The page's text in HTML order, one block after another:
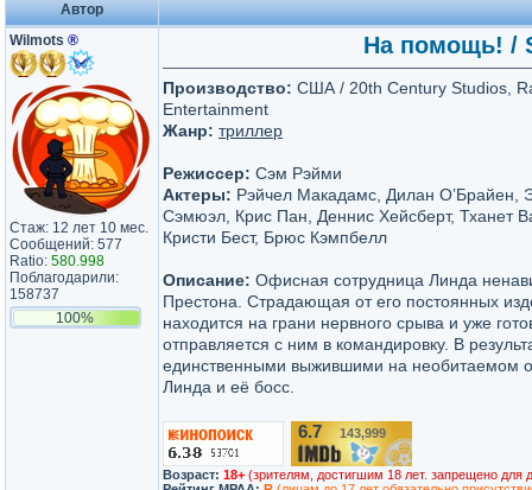
Автор
Wilmots ®
Стаж: 12 лет 10 мес.
Сообщений: 577
Ratio: 580.998
Поблагодарили:
158737
100%
На помощь! /
Производство: США / 20th Century Studios,
Entertainment
Жанр: триллер
Режиссер: Сэм Рэйми
Актеры: Рэйчел Макадамс, Дилан О’Брайен,
Сэмюэл, Крис Пан, Деннис Хейсберт, Тханет
Кристи Бест, Брюс Кэмпбелл
Описание: Офисная сотрудница Линда
Престона. Страдающая от его постоянных
находится на грани нервного срыва и уже
отправляется с ним в командировку. В
единственными выжившими на необитаемом
Линда и её босс.
6.7 143,999
Возраст: 18+ (зрителям, достигшим 18 лет. запрещено для